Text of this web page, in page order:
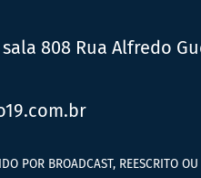
808 Rua Alfredo
POR BROADCAST, REESCRITO